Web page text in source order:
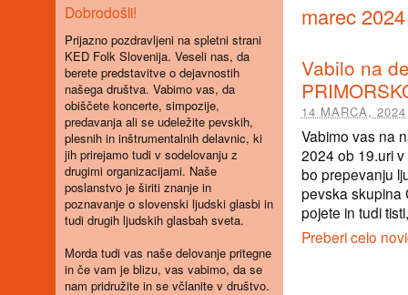
marec 2024
Vabilo na
14 MARCA, 2024
Vabimo vas na
2024 ob 19.uri
bo prepevanju
pevska skupina
pojete in tudi
Preberi celo
Dobrodošli!
Prijazno pozdravljeni na spletni strani
KED Folk Slovenija. Veseli nas, da
berete predstavitve o dejavnostih
našega društva. Vabimo vas, da
obiščete koncerte, simpozije,
predavanja ali se udeležite pevskih,
plesnih in inštrumentalnih delavnic, ki
jih prirejamo tudi v sodelovanju z
drugimi organizacijami. Naše
poslanstvo je širiti znanje in
poznavanje o slovenski ljudski glasbi in
tudi drugih ljudskih glasbah sveta.
Morda tudi vas naše delovanje pritegne
in če vam je blizu, vas vabimo, da se
nam pridružite in se včlanite v društvo.